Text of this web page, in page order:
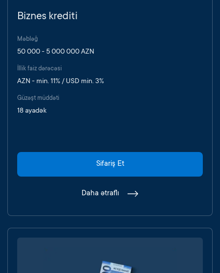
Biznes krediti
Məbləğ
50 000 - 5 000 000 AZN
İllik faiz dərəcəsi
AZN - min. 11% / USD min. 3%
Güzəşt müddəti
18 ayadək
Sifariş Et
Daha ətraflı